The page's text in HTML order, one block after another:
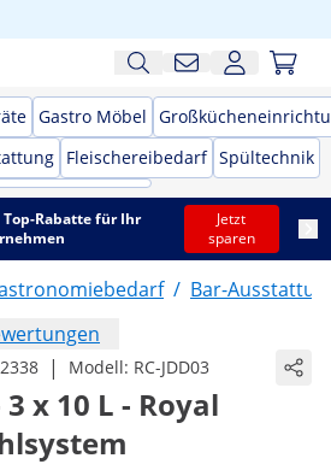
Gastro Möbel
Fleischereibedarf Spültechnik
Top-Rabatte für Ihr
Jetzt
sparen
/ Bar-
| Modell: RC-JDD03
x 10 L - Royal